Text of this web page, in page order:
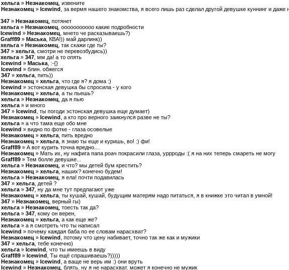
хельга » Незнакомец , извените
Незнакомец » Icewind
, за вермя нашего знакомства, я всего лишь раз сделал другой девушке куннинг и
347 » Незнакомец , потянет
хельга » Незнакомец , ооооооооооо какие подробности
Icewind » Незнакомец , мнето че расказываешь?)
Graff89 » Маська , КВА!)) май дарлинк))
хельга » Незнакомец , так скажи где ты?
347 » хельга , смотри не перевозбудись))
хельга » 347 , мм да! а то опять
Icewind » Маська , :-{}
Icewind » блин. обжегся
347 » хельга , пить))
Незнакомец » хельга , что где я? я дома :)
Icewind » эстонская девушка бы спросила - у кого
Незнакомец » хельга , а ты пьешь?
хельга » Незнакомец , да я пью
хельга » и много
347 » Icewind
, ты погоди эстонская девушка еще думает)
Незнакомец » Icewind
, а кто про верного заикнулся разве не ты?
хельга » а что тама еще обо мне
Icewind » видно по фотке - глаза осовелые
Незнакомец » хельга , пить вредно
Незнакомец » хельга , я знаю ты еще и куришь, во! :) фи!
Graff89 » А вот курить точна вредно....
Незнакомец » Мать их, ну нафига папа роач покрасили глаза, уррроды :( я на них теперь смареть не могу
Graff89 » Тем болле девушке...
хельга » Незнакомец , и что? мы детей бум крестить?
Незнакомец » хельга , наших? конечно будем!
хельга » Незнакомец , я ела! почти подавилась
347 » хельга , детей ?
хельга » 347 , ну да мне тут предлагают уже
Незнакомец » хельга , ты кушай, кушай, будущим матерям надо питаться, я в книжке это читал в умной!
347 » Незнакомец , верный гы)
хельга » Незнакомец , тоесть так да?
хельга » 347 , кому он верен,
Незнакомец » хельга , а как еще же?
хельга » а я смотреть что ты написал
Icewind » почему каждая баба по ее словам нарасхват?
Незнакомец » Icewind
, потому что цену набивает, точно так же как и мужики
347 » хельга , тебе конечно)
хельга » Icewind
, что ты имеешь в виду
Graff89 » Icewind
, Ты ещё спрашиваешь?)))))
Незнакомец » Icewind
, а ваще не верь им :) они вруть
Icewind » Незнакомец , блять. ну я не нарасхват. может я конечно не мужик